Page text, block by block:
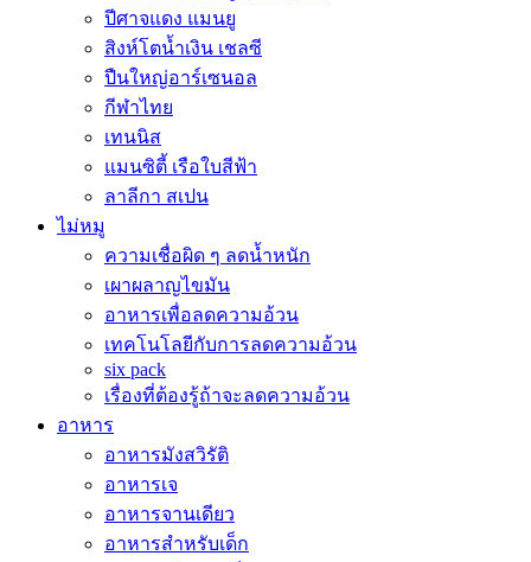
ปีศาจแดง แมนยู
สิงห์โตน้ำเงิน เชลซี
ปืนใหญ่อาร์เซนอล
กีฬาไทย
เทนนิส
แมนซิตี้ เรือใบสีฟ้า
ลาลีกา สเปน
ไม่หมู
ความเชื่อผิด ๆ ลดน้ำหนัก
เผาผลาญไขมัน
อาหารเพื่อลดความอ้วน
เทคโนโลยีกับการลดความอ้วน
six pack
เรื่องที่ต้องรู้ถ้าจะลดความอ้วน
อาหาร
อาหารมังสวิรัติ
อาหารเจ
อาหารจานเดียว
อาหารสำหรับเด็ก